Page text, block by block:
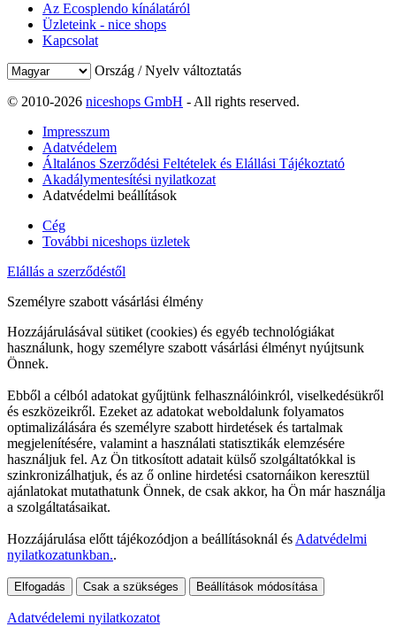
Az Ecosplendo kínálatáról
Üzleteink - nice shops
Kapcsolat
Ország / Nyelv változtatás
© 2010-2026 niceshops GmbH - All rights reserved.
Impresszum
Adatvédelem
Általános Szerződési Feltételek és Elállási Tájékoztató
Akadálymentesítési nyilatkozat
Adatvédelmi beállítások
Cég
További niceshops üzletek
Elállás a szerződéstől
Személyre szabott vásárlási élmény
Hozzájárulásával sütiket (cookies) és egyéb technológiákat
használunk, hogy személyre szabott vásárlási élményt nyújtsunk
Önnek.
Ebből a célból adatokat gyűjtünk felhasználóinkról, viselkedésükről
és eszközeikről. Ezeket az adatokat weboldalunk folyamatos
optimalizálására és személyre szabott hirdetések és tartalmak
megjelenítésére, valamint a használati statisztikák elemzésére
használjuk fel. Az Ön titkosított adatait külső szolgáltatókkal is
szinkronizálhatjuk, és az ő online hirdetési csatornáikon keresztül
ajánlatokat mutathatunk Önnek, de csak akkor, ha Ön már használja
a szolgáltatásaikat.
Hozzájárulása előtt tájékozódjon a beállításoknál és Adatvédelmi
nyilatkozatunkban..
Elfogadás Csak a szükséges Beállítások módosítása
Adatvédelemi nyilatkozatot